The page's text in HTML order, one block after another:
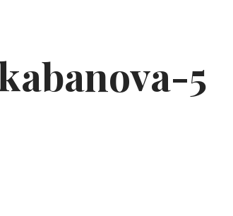
5